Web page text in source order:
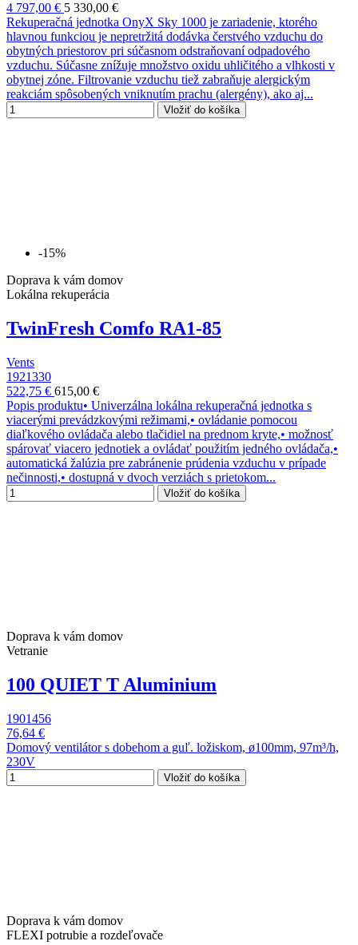
4 797,00 € 5 330,00 €
Rekuperačná jednotka OnyX Sky 1000 je zariadenie, ktorého
hlavnou funkciou je nepretržitá dodávka čerstvého vzduchu do
obytných priestorov pri súčasnom odstraňovaní odpadového
vzduchu. Súčasne znížuje množstvo oxidu uhličitého a vlhkosti v
obytnej zóne. Filtrovanie vzduchu tiež zabraňuje alergickým
reakciám spôsobených vniknutím prachu (alergény), ako aj...
Vložiť do košíka
-15%
Doprava k vám domov
Lokálna rekuperácia
TwinFresh Comfo RA1-85
Vents
1921330
522,75 € 615,00 €
Popis produktu• Univerzálna lokálna rekuperačná jednotka s
viacerými prevádzkovými režimami,• ovládanie pomocou
diaľkového ovládača alebo tlačidiel na prednom kryte,• možnosť
spárovať viacero jednotiek a ovládať použitím jedného ovládača,•
automatická žalúzia pre zabránenie prúdenia vzduchu v prípade
nečinnosti,• dostupná v dvoch verziách s prietokom...
Vložiť do košíka
Doprava k vám domov
Vetranie
100 QUIET T Aluminium
1901456
76,64 €
Domový ventilátor s dobehom a guľ. ložiskom, ø100mm, 97m³/h,
230V
Vložiť do košíka
Doprava k vám domov
FLEXI potrubie a rozdeľovače